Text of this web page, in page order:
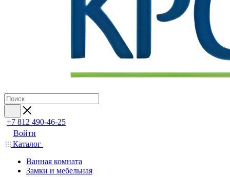
+7 812 490-46-25
Войти
Каталог
Ванная комната
Замки и мебельная